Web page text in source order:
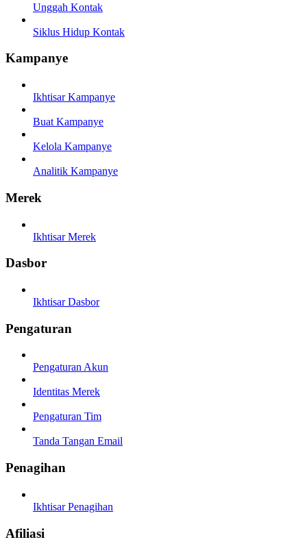
Unggah Kontak
Siklus Hidup Kontak
Kampanye
Ikhtisar Kampanye
Buat Kampanye
Kelola Kampanye
Analitik Kampanye
Merek
Ikhtisar Merek
Dasbor
Ikhtisar Dasbor
Pengaturan
Pengaturan Akun
Identitas Merek
Pengaturan Tim
Tanda Tangan Email
Penagihan
Ikhtisar Penagihan
Afiliasi